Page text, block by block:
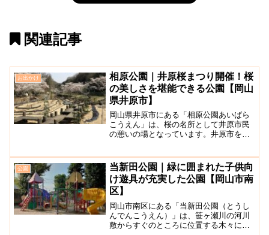
関連記事
お出かけ
相原公園｜井原桜まつり開催！桜
の美しさを堪能できる公園【岡山
県井原市】
岡山県井原市にある「相原公園あいばら
こうえん」は、桜の名所として井原市民
の憩いの場となっています。井原市を代
ヨシノが開花します。「井原桜まつり」
の開催期間中は夜間も...
公園
当新田公園｜緑に囲まれた子供向
け遊具が充実した公園【岡山市南
区】
岡山市南区にある「当新田公園（とうし
んでんこうえん）」は、笹ヶ瀬川の河川
敷からすぐのところに位置する木々に囲